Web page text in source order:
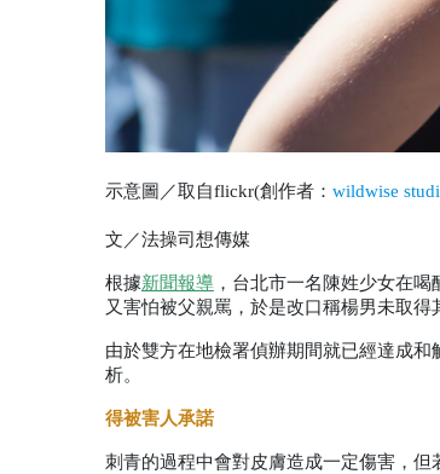
示意圖／取自flickr(創作者： wildwise
文／法操司想傳媒
根據新聞報導 ，台北市一名陳姓少女在
又害怕被父親罵，於是改口稱楊男未取得
由於雙方在地檢署偵辦期間就已經達成
析。
得被害人承諾
刺青的過程中會對皮膚造成一定傷害，